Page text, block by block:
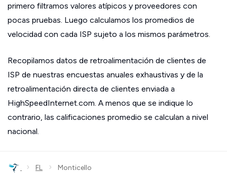
primero filtramos valores atípicos y proveedores con
pocas pruebas. Luego calculamos los promedios de
velocidad con cada ISP sujeto a los mismos parámetros.
Recopilamos datos de retroalimentación de clientes de
ISP de nuestras encuestas anuales exhaustivas y de la
retroalimentación directa de clientes enviada a
HighSpeedInternet.com. A menos que se indique lo
contrario, las calificaciones promedio se calculan a nivel
nacional.
› FL › Monticello